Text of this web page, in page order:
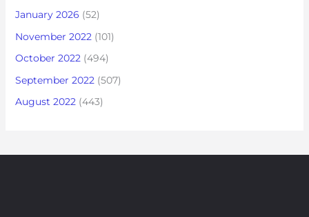
January 2026 (52)
November 2022(101)
October 2022(494)
September 2022(507)
August 2022(443)